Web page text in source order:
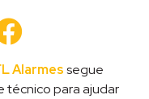
em
nova
janela)
Alarmessegue
para ajudar